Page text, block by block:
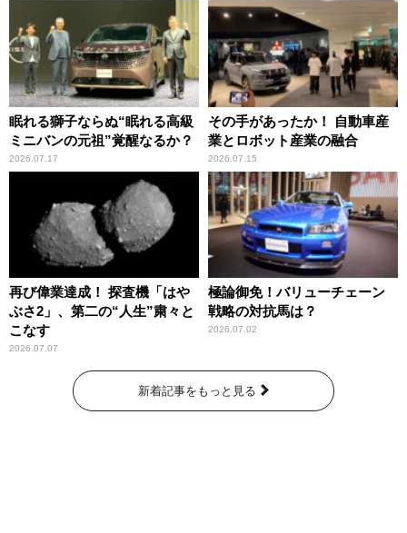
眠れる獅子ならぬ“眠れる高級
ミニバンの元祖”覚醒なるか？
2026.07.17
その手があったか！ 自動車産
業とロボット産業の融合
2026.07.15
再び偉業達成！ 探査機「はや
ぶさ2」、第二の“人生”粛々と
こなす
2026.07.07
極論御免！バリューチェーン
戦略の対抗馬は？
2026.07.02
新着記事をもっと見る